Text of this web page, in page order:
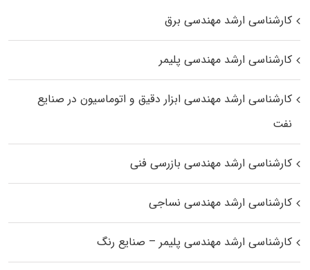
کارشناسی ارشد مهندسی برق
کارشناسی ارشد مهندسی پلیمر
کارشناسی ارشد مهندسی ابزار دقیق و اتوماسیون در صنایع
نفت
کارشناسی ارشد مهندسی بازرسی فنی
کارشناسی ارشد مهندسی نساجی
کارشناسی ارشد مهندسی پلیمر – صنایع رنگ